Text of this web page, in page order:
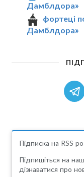
Дамблдора»
фортеці
Дамблдора»
Підписка на RSS
Підпишіться на
дізнаватися про